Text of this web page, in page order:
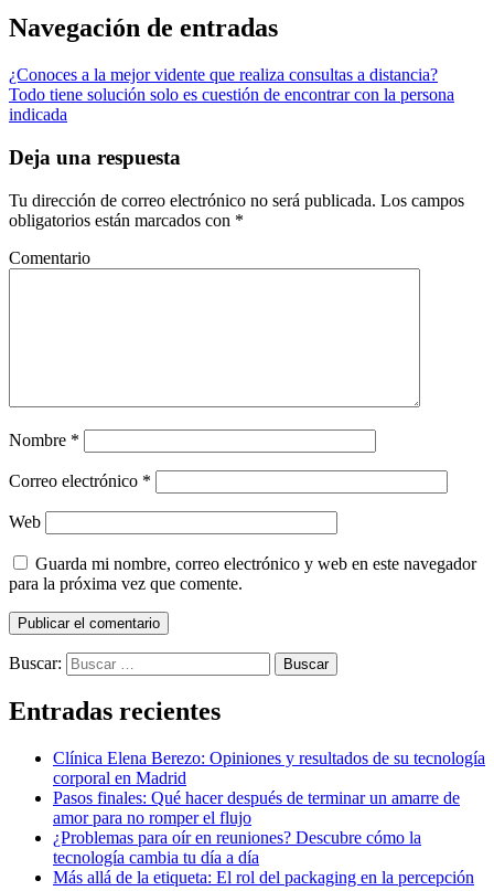
Navegación de entradas
¿Conoces a la mejor vidente que realiza consultas a distancia?
Todo tiene solución solo es cuestión de encontrar con la persona
indicada
Deja una respuesta
Tu dirección de correo electrónico no será publicada. Los campos
obligatorios están marcados con *
Comentario
Nombre *
Correo electrónico *
Web
Guarda mi nombre, correo electrónico y web en este navegador
para la próxima vez que comente.
Buscar:
Entradas recientes
Clínica Elena Berezo: Opiniones y resultados de su tecnología
corporal en Madrid
Pasos finales: Qué hacer después de terminar un amarre de
amor para no romper el flujo
¿Problemas para oír en reuniones? Descubre cómo la
tecnología cambia tu día a día
Más allá de la etiqueta: El rol del packaging en la percepción